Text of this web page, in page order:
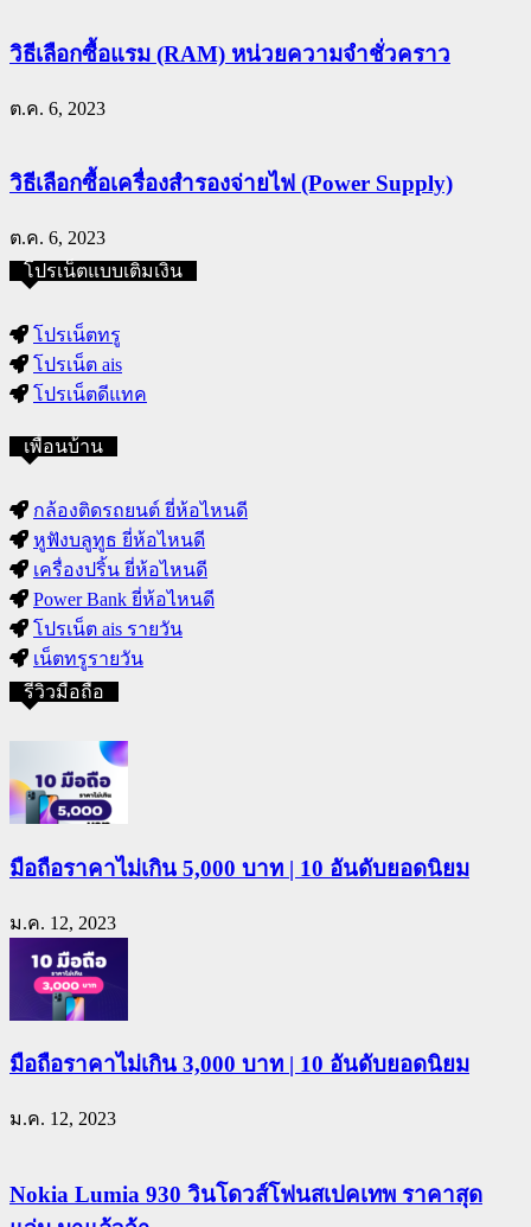
วิธีเลือกซื้อแรม (RAM) หน่วยความจำชั่วคราว
ต.ค. 6, 2023
วิธีเลือกซื้อเครื่องสำรองจ่ายไฟ (Power Supply)
ต.ค. 6, 2023
โปรเน็ตแบบเติมเงิน
โปรเน็ตทรู
โปรเน็ต ais
โปรเน็ตดีแทค
เพื่อนบ้าน
กล้องติดรถยนต์ ยี่ห้อไหนดี
หูฟังบลูทูธ ยี่ห้อไหนดี
เครื่องปริ้น ยี่ห้อไหนดี
Power Bank ยี่ห้อไหนดี
โปรเน็ต ais รายวัน
เน็ตทรูรายวัน
รีวิวมือถือ
มือถือราคาไม่เกิน 5,000 บาท | 10 อันดับยอดนิยม
ม.ค. 12, 2023
มือถือราคาไม่เกิน 3,000 บาท | 10 อันดับยอดนิยม
ม.ค. 12, 2023
Nokia Lumia 930 วินโดวส์โฟนสเปคเทพ ราคาสุด